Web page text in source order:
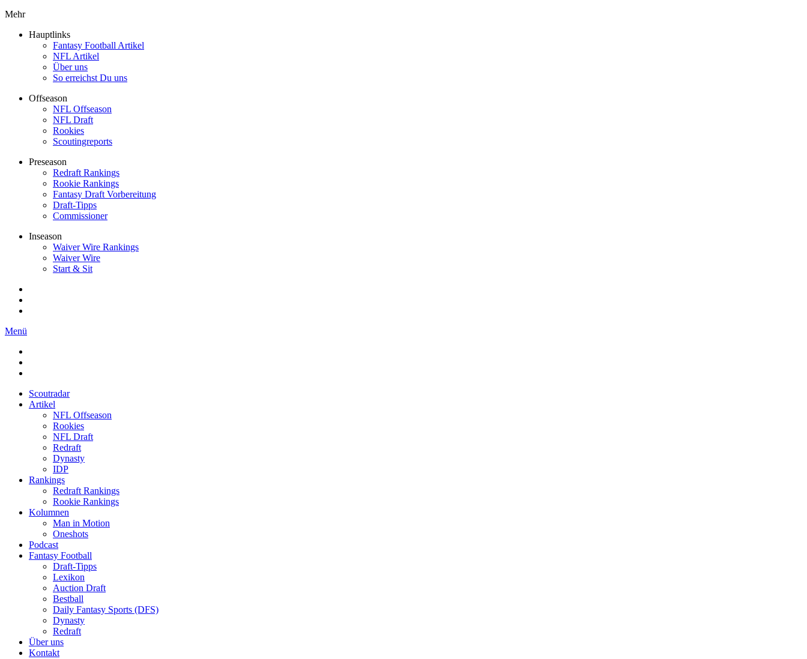
Mehr
Hauptlinks
Fantasy Football Artikel
NFL Artikel
Über uns
So erreichst Du uns
Offseason
NFL Offseason
NFL Draft
Rookies
Scoutingreports
Preseason
Redraft Rankings
Rookie Rankings
Fantasy Draft Vorbereitung
Draft-Tipps
Commissioner
Inseason
Waiver Wire Rankings
Waiver Wire
Start & Sit
Menü
Scoutradar
Artikel
NFL Offseason
Rookies
NFL Draft
Redraft
Dynasty
IDP
Rankings
Redraft Rankings
Rookie Rankings
Kolumnen
Man in Motion
Oneshots
Podcast
Fantasy Football
Draft-Tipps
Lexikon
Auction Draft
Bestball
Daily Fantasy Sports (DFS)
Dynasty
Redraft
Über uns
Kontakt